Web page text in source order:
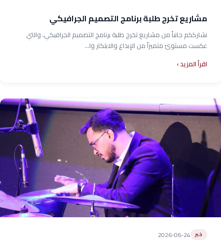
مشاريع تخرج طلبة برنامج التصميم الجرافيكي
نشارككم جانباً من مشاريع تخرج طلبة برنامج التصميم الجرافيكي، والتي
عكست مستوىً متميزاً من الإبداع والابتكار وا...
اقرأ المزيد
خبر 2026-06-24